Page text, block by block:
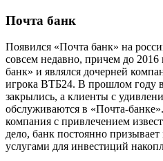
Почта банк
Появился «Почта банк» на
совсем недавно, причем до
банк» и являлся дочерней
игрока ВТБ24. В прошлом году
закрылись, а клиенты с
обслуживаются в «Почта-
компания с привлечением
дело, банк постоянно призывает
услугами для инвестиций